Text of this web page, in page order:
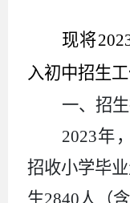
现将
入初中招生工
一、招
2023年 ，
招收小学毕